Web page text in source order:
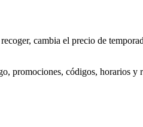
cambia el precio de
promociones, códigos, horarios y